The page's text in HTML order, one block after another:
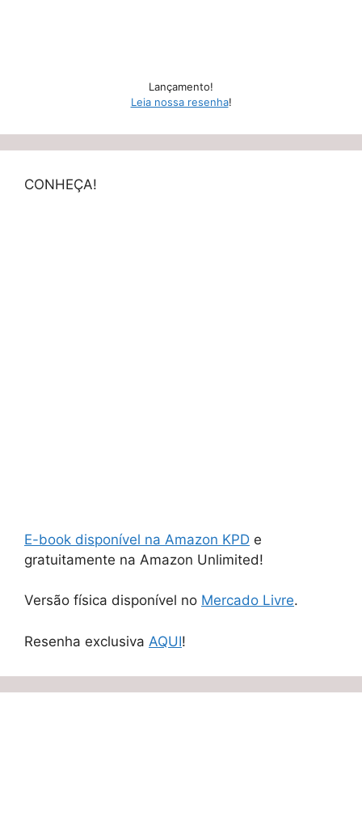
Lançamento!
Leia nossa resenha!
CONHEÇA!
E-book disponível na Amazon KPD e
gratuitamente na Amazon Unlimited!
Versão física disponível no Mercado Livre.
Resenha exclusiva AQUI!